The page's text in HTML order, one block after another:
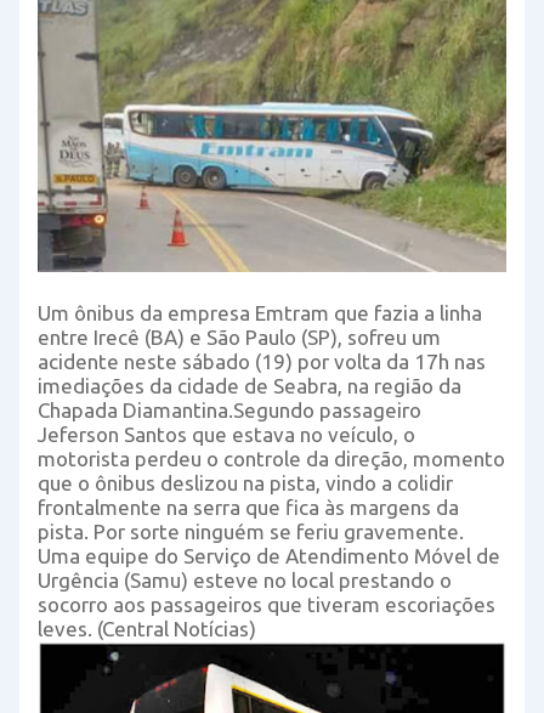
Um ônibus da empresa Emtram que fazia a linha
entre Irecê (BA) e São Paulo (SP), sofreu um
acidente neste sábado (19) por volta da 17h nas
imediações da cidade de Seabra, na região da
Chapada Diamantina.Segundo passageiro
Jeferson Santos que estava no veículo, o
motorista perdeu o controle da direção, momento
que o ônibus deslizou na pista, vindo a colidir
frontalmente na serra que fica às margens da
pista. Por sorte ninguém se feriu gravemente.
Uma equipe do Serviço de Atendimento Móvel de
Urgência (Samu) esteve no local prestando o
socorro aos passageiros que tiveram escoriações
leves. (Central Notícias)